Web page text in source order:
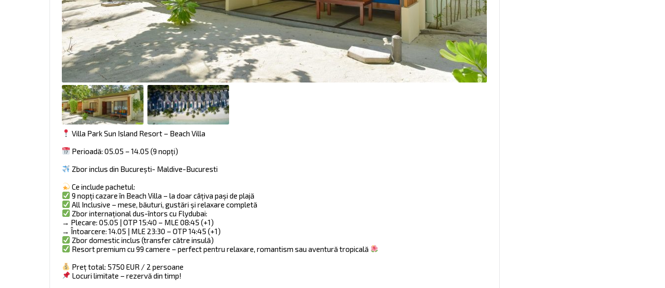
Villa Park Sun Island Resort – Beach Villa
Perioadă: 05.05 – 14.05 (9 nopți)
Zbor inclus din București- Maldive-Bucuresti
Ce include pachetul:
9 nopți cazare în Beach Villa – la doar câțiva pași de plajă
All Inclusive – mese, băuturi, gustări și relaxare completă
Zbor internațional dus-întors cu Flydubai:
→ Plecare: 05.05 | OTP 15:40 – MLE 08:45 (+1)
→ Întoarcere: 14.05 | MLE 23:30 – OTP 14:45 (+1)
Zbor domestic inclus (transfer către insulă)
Resort premium cu 99 camere – perfect pentru relaxare, romantism sau aventură tropicală
Preț total: 5750 EUR / 2 persoane
Locuri limitate – rezervă din timp!